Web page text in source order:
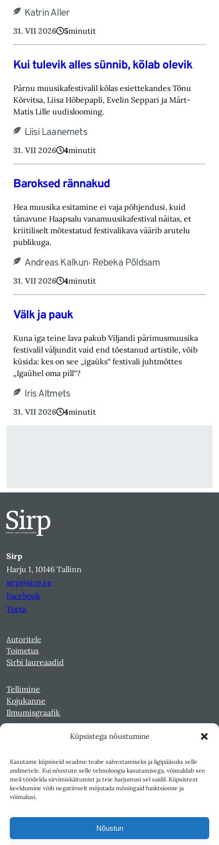
Küpsistega nõustumine
Kasutame küpsiseid seadme teabe salvestamiseks ja ligipääsuks selle
andmetele. Kui nõustute selle tehnoloogia kasutamisega, võimaldab see
meil töödelda sirvimiskäitumist ja teie harjumusi sel saidil. Küpsistest
keeldumine võib negatiivselt mõjutada mõningaid funktsioone ja
võimalusi.
Nõustun
Katrin Aller
31. VII 2026 5minutit
Kui tulevik alles sünnib, kõlab olevik
Pärnu muusikafestivalil kõlas esiettekandes Tõnu
Kõrvitsa, Liisa Hõbepapli, Evelin Seppari ja Märt-
Matis Lille uudislooming.
Liisi Laanemets
31. VII 2026 4minutit
Baroksed rännakud
Hea muusika esitamine ei vaja põhjendusi, kuid
tänavune Haapsalu vanamuusikafestival näitas, et
kriitiliselt mõtestatud festivalikava väärib arutelu
publikuga.
Andreas Kalkun, Rebeka Põldsam
31. VII 2026 4minutit
Välk ja pauk
Kuna iga teine lava pakub Viljandi pärimusmuusika
festivalil väljundit vaid end tõestanud artistile, võib
küsida: kes on see „igaüks“ festivali juhtmõttes
„Igaühel oma pill“?
Iris Altmets
31. VII 2026 4minutit
Sirp
Harju 1, 10146 Tallinn
sirp@sirp.ee
Facebook
Toeta
Autoritele
Toimetus
Sirbi laureaadid
Tellimine
Kojukanne
Ilmumisgraafik
Kultuurileht 1994-1997
Reede 1989-1990
Sirp ja Vasar 1940-1989
Teksti- ja andmekaeve